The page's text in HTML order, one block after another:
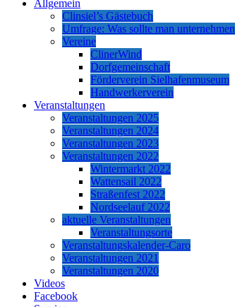
Allgemein
Clinsiel’s Gästebuch
Umfrage: Was sollte man unternehmen
Vereine
ClinerWind
Dorfgemeinschaft
Förderverein Sielhafenmuseum
Handwerkerverein
Veranstaltungen
Veranstaltungen 2025
Veranstaltungen 2024
Veranstaltungen 2023
Veranstaltungen 2022
Wintermarkt 2022
Wattensail 2022
Straßenfest 2022
Nordseelauf 2022
aktuelle Veranstaltungen
Veranstaltungsorte
Veranstaltungskalender-Caro
Veranstaltungen 2021
Veranstaltungen 2020
Videos
Facebook